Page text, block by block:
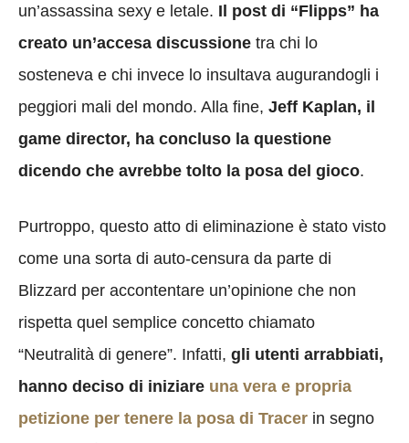
un’assassina sexy e letale. Il post di “Flipps” ha
creato un’accesa discussione tra chi lo
sosteneva e chi invece lo insultava augurandogli i
peggiori mali del mondo. Alla fine, Jeff Kaplan, il
game director, ha concluso la questione
dicendo che avrebbe tolto la posa del gioco.
Purtroppo, questo atto di eliminazione è stato visto
come una sorta di auto-censura da parte di
Blizzard per accontentare un’opinione che non
rispetta quel semplice concetto chiamato
“Neutralità di genere”. Infatti, gli utenti arrabbiati,
hanno deciso di iniziare una vera e propria
petizione per tenere la posa di Tracer in segno